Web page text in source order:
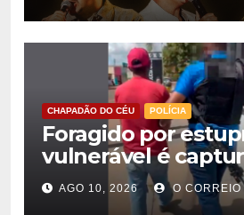
CHAPADÃO DO CÉU POLÍCIA
Foragido por
vulnerável é
Polícia Civil em
Céu
AGO 10, 2026 O CORREIO